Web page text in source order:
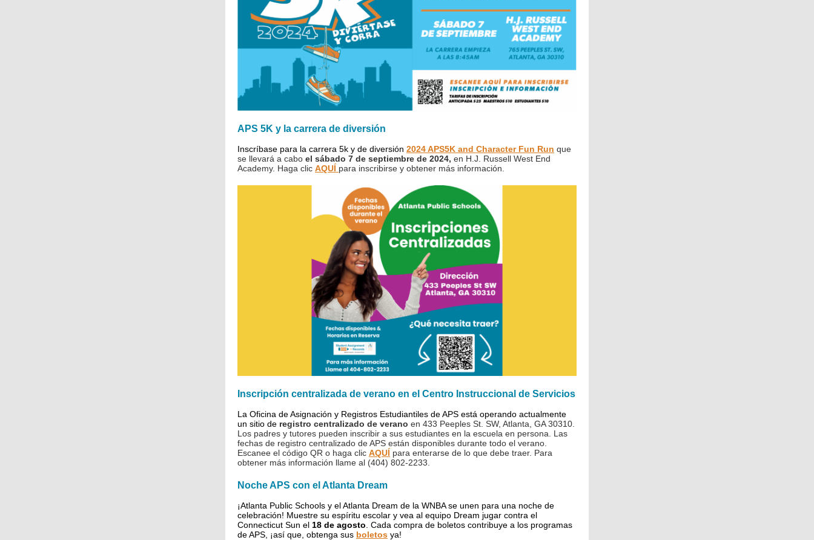
APS 5K y la carrera de diversión
Inscríbase para la carrera 5k y de diversión 2024 APS5K and Character Fun Run que
se llevará a cabo el sábado 7 de septiembre de 2024, en H.J. Russell West End
Academy. Haga clic AQUÍ para inscribirse y obtener más información.
Inscripción centralizada de verano en el Centro Instruccional de Servicios
La Oficina de Asignación y Registros Estudiantiles de APS está operando actualmente
un sitio de registro centralizado de verano en 433 Peeples St. SW, Atlanta, GA 30310.
Los padres y tutores pueden inscribir a sus estudiantes en la escuela en persona. Las
fechas de registro centralizado de APS están disponibles durante todo el verano.
Escanee el código QR o haga clic AQUÍ para enterarse de lo que debe traer. Para
obtener más información llame al (404) 802-2233.
Noche APS con el Atlanta Dream
¡Atlanta Public Schools y el Atlanta Dream de la WNBA se unen para una noche de
celebración! Muestre su espíritu escolar y vea al equipo Dream jugar contra el
Connecticut Sun el 18 de agosto . Cada compra de boletos contribuye a los programas
de APS, ¡así que, obtenga sus boletos ya!